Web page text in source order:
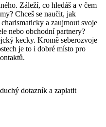
Záleží, co hledáš a v čem
Chceš se naučit, jak
a zaujmout svoje
nebo obchodní partnery?
kecky. Kromě seberozvoje
je to i dobré místo pro
dotazník a zaplatit